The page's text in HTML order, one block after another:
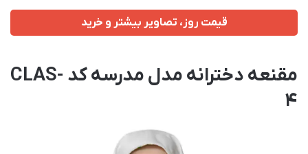
قیمت روز، تصاویر بیشتر و خرید
مقنعه دخترانه مدل مدرسه کد CLAS-
4